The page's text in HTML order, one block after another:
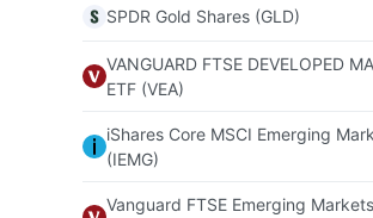
SPDR Gold Shares (GLD)
VANGUARD FTSE DEVELOPED
ETF (VEA)
iShares Core MSCI Emerging
(IEMG)
Vanguard FTSE Emerging